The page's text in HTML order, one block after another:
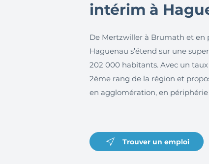
intérim à
De Mertzwiller à Brumath et en
Haguenau s’étend sur une
202 000 habitants. Avec un taux
2ème rang de la région et
en agglomération, en
Trouver un emploi